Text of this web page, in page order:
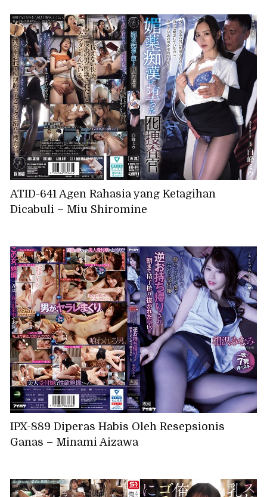
ATID-641 Agen Rahasia yang Ketagihan
Dicabuli – Miu Shiromine
IPX-889 Diperas Habis Oleh Resepsionis
Ganas – Minami Aizawa